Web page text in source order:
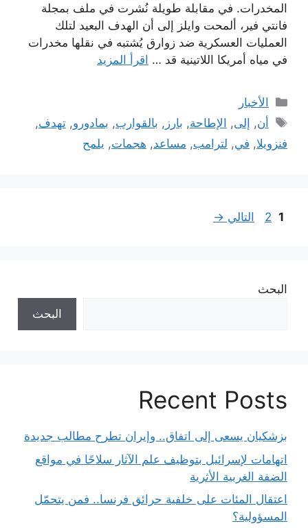
المخدرات. في مقابلة طويلة نُشرت في ملف بمجلة
فانتي فير، ألمحت وايلز إلى أن الهدف البعيد لتلك
العمليات العسكرية ضد زوارق يُشتبه في نقلها مخدرات
في مياه أمريكا اللاتينية قد … اقرأ المزيد
التصنيفات
الأخبار
الوسوم
أن, إلى, الإطاحة, بارز , بالقوارب, بمادورو,تهدف,
فنزويلا, في, لترامب, مساعد, هجمات, يلمح
Page
1
Page
2 التالي →
البحث
البحث
Recent Posts
بزشكيان يسعى إلى اتفاق.. وإيران تطرح مطالب جديدة
اتهامات لإسرائيل بتوظيف علم الآثار سلاحًا في مواقع
الضفة الغربية الأثرية
اعتقال المئات على خلفية حرائق فرنسا.. فمن يتحمّل
المسؤولية؟